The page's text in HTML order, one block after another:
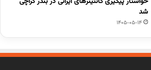
شد
1405-05-14